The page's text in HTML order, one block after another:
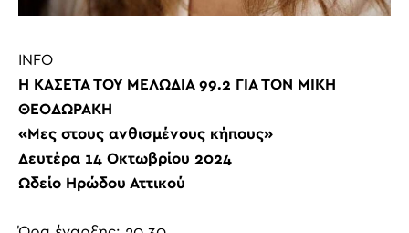
INFO
Η ΚΑΣΕΤΑ ΤΟΥ ΜΕΛΩΔΙΑ 99.2 ΓΙΑ ΤΟΝ ΜΙΚΗ
ΘΕΟΔΩΡΑΚΗ
«Μες στους ανθισμένους κήπους»
Δευτέρα 14 Οκτωβρίου 2024
Ωδείο Ηρώδου Αττικού